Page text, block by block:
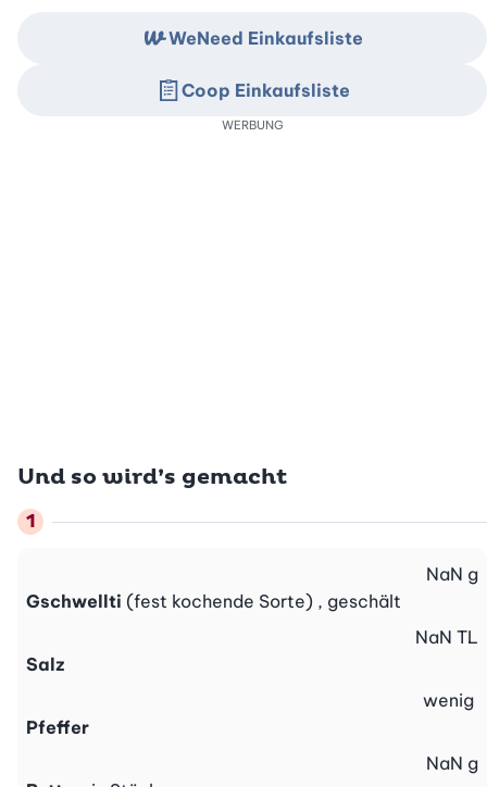
Und so wird’s gemacht
Gschwellti (fest kochende Sorte) , geschält
NaN g
Salz
NaN TL
Pfeffer
wenig
NaN g
WeNeed Einkaufsliste
Coop Einkaufsliste
WERBUNG